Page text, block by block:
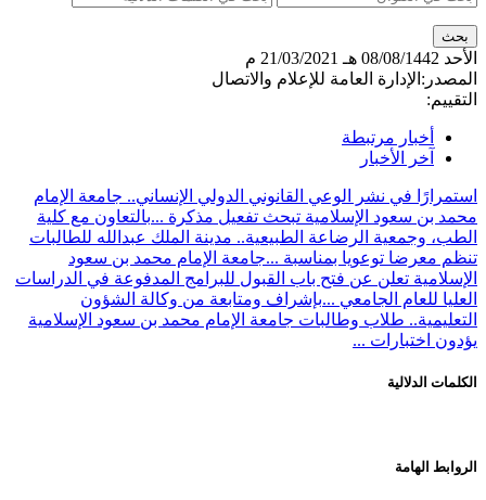
الأحد 08/08/1442 هـ
21/03/2021 م
المصدر: الإدارة العامة للإعلام والاتصال
التقييم:
أخبار مرتبطة
آخر الأخبار
استمرارًا في نشر الوعي القانوني الدولي الإنساني.. جامعة الإمام
محمد بن سعود الإسلامية تبحث تفعيل مذكرة ...بالتعاون مع كلية
الطب، وجمعية الرضاعة الطبيعية.. مدينة الملك عبدالله للطالبات
تنظم معرضا توعويا بمناسبة ...جامعة الإمام محمد بن سعود
الإسلامية تعلن عن فتح باب القبول للبرامج المدفوعة في الدراسات
العليا للعام الجامعي ...بإشراف ومتابعة من وكالة الشؤون
التعليمية.. طلاب وطالبات جامعة الإمام محمد بن سعود الإسلامية
يؤدون اختبارات ...
الكلمات الدلالية
الروابط الهامة